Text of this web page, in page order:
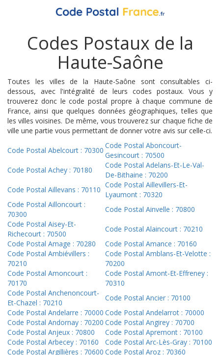
Codes Postaux de la
Haute-Saône
Toutes les villes de la Haute-Saône sont consultables ci-
dessous, avec l'intégralité de leurs codes postaux. Vous y
trouverez donc le code postal propre à chaque commune de
France, ainsi que quelques données géographiques, telles que
les villes voisines. De même, vous trouverez sur chaque fiche de
ville une partie vous permettant de donner votre avis sur celle-ci.
Code Postal Abelcourt : 70300
Code Postal Aboncourt-
Gesincourt : 70500
Code Postal Achey : 70180
Code Postal Adelans-Et-Le-Val-
De-Bithaine : 70200
Code Postal Aillevans : 70110
Code Postal Aillevillers-Et-
Lyaumont : 70320
Code Postal Ailloncourt :
70300
Code Postal Ainvelle : 70800
Code Postal Aisey-Et-
Richecourt : 70500
Code Postal Alaincourt : 70210
Code Postal Amage : 70280
Code Postal Amance : 70160
Code Postal Ambiévillers :
70210
Code Postal Amblans-Et-Velotte :
70200
Code Postal Amoncourt :
70170
Code Postal Amont-Et-Effreney :
70310
Code Postal Anchenoncourt-
Et-Chazel : 70210
Code Postal Ancier : 70100
Code Postal Andelarre : 70000 Code Postal Andelarrot : 70000
Code Postal Andornay : 70200 Code Postal Angirey : 70700
Code Postal Anjeux : 70800
Code Postal Apremont : 70100
Code Postal Arbecey : 70160
Code Postal Arc-Lès-Gray : 70100
Code Postal Argillières : 70600 Code Postal Aroz : 70360